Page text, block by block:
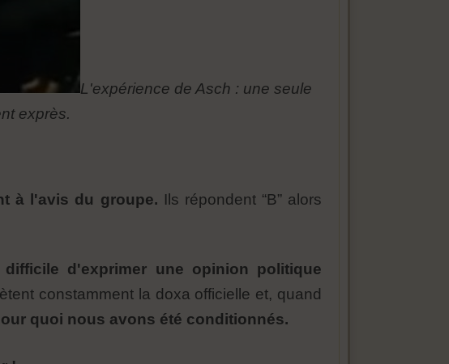
L'expérience de Asch : une seule
exprès.
à l'avis du groupe. Ils répondent “B” alors
d'exprimer une opinion politique
constamment la doxa officielle et, quand
quoi nous avons été conditionnés.